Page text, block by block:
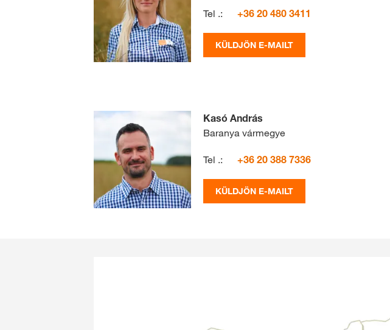
Tel .: +36 20 480 3411
KÜLDJÖN E-MAILT
Kasó András
Baranya vármegye
Tel .: +36 20 388 7336
KÜLDJÖN E-MAILT